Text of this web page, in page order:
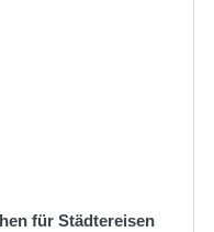
für Städtereisen